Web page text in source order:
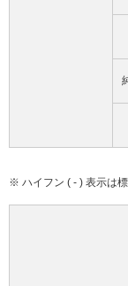
※ ハイフン ( - ) 表示は